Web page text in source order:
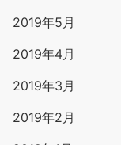
2019年5月
2019年4月
2019年3月
2019年2月